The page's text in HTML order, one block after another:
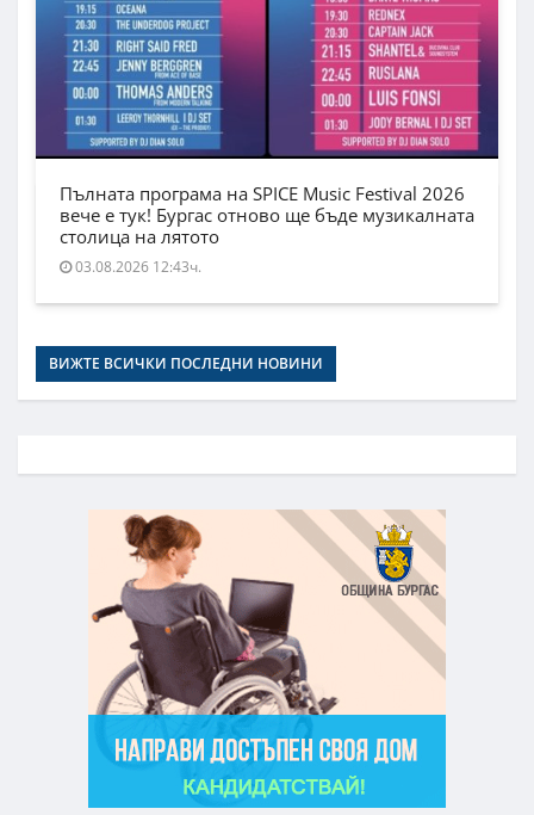
Пълната програма на SPICE Music Festival 2026
вече е тук! Бургас отново ще бъде музикалната
столица на лятото
03.08.2026 12:43ч.
ВИЖТЕ ВСИЧКИ ПОСЛЕДНИ НОВИНИ